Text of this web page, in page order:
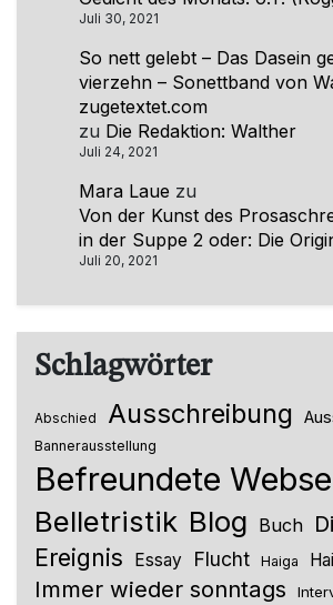
Juli 30, 2021
So nett gelebt – Das Dasein
vierzehn – Sonettband von
zugetextet.com
zu Die Redaktion: Walther
Juli 24, 2021
Mara Laue zu
Von der Kunst des
in der Suppe 2 oder: Die
Juli 20, 2021
Schlagwörter
Abschied Ausschreibung
Bannerausstellung
Befreundete
Belletristik Blog Buch
Ereignis Essay Flucht Haiga
Immer wieder sonntags